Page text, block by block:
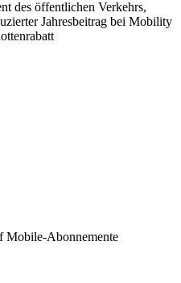
des öffentlichen Verkehrs,
Jahresbeitrag bei Mobility
Mobile-Abonnemente